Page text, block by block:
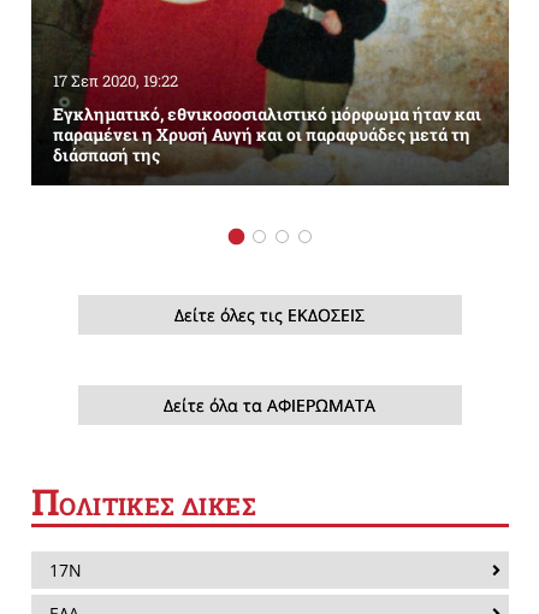
17 Σεπ 2020, 19:22
Εγκληματικό, εθνικοσοσιαλιστικό μόρφωμα ήταν και
παραμένει η Χρυσή Αυγή και οι παραφυάδες μετά τη
διάσπασή της
Δείτε όλες τις ΕΚΔΟΣΕΙΣ
Δείτε όλα τα ΑΦΙΕΡΩΜΑΤΑ
ΠΟΛΙΤΙΚΕΣ ΔΙΚΕΣ
17Ν